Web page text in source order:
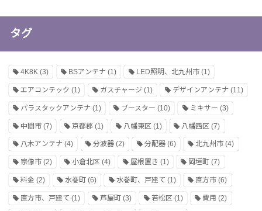
タグ
4K8K (3) BSアンテナ(1) LED照明、北九州市(1)
エアコンテック (1) ガスチャージ (1) デザインアンテナ(11)
パラスタックアンテナ (1) ブースター (10) ミキサー (3)
中間市 (7) 京都郡 (1) 八幡東区 (1) 八幡西区 (7)
八木アンテナ (4) 分波器(2) 分配器(6) 北九州市 (4)
宗像市 (2) 小倉北区(4) 屋根置き (1) 岡垣町 (7)
料金 (2) 水巻町(6) 水巻町、戸建て (1) 直方市 (6)
直方市、戸建て (1) 芦屋町(3) 若松区 (1) 費用 (2)